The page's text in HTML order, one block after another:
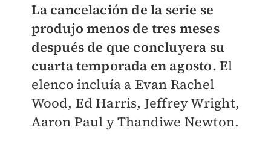
La cancelación de la serie se
produjo menos de tres meses
después de que concluyera su
cuarta temporada en agosto.El
elenco incluía a Evan Rachel
Wood, Ed Harris, Jeffrey Wright,
Aaron Paul y Thandiwe Newton.